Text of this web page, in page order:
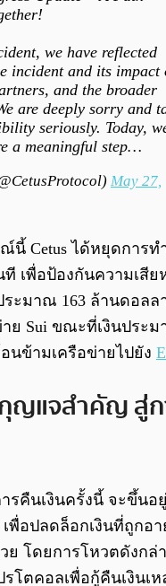
we have reflected
incident and its impact
and the broader
are deeply sorry and
seriously. Today,
a meaningful step…
May 27,
นี้ Cetus ได้หยุดการท
เพื่อป้องกันความเสีย
ะมาณ 163 ล้านดอลล
ย Sui ขณะที่เงินประ
นข้ามเครือข่ายไปยัง
ญแจสำคัญ สู่
รคืนเงินครั้งนี้ จะขึ้นอ
พื่อปลดล็อกเงินที่ถูกอา
โดยการโหวตดังกล่า
โตคอลเพื่อกู้คืนเงินเ